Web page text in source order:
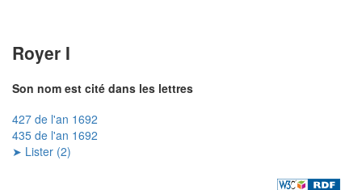
Royer I
Son nom est cité dans les lettres
427 de l'an 1692
435 de l'an 1692
➤ Lister (2)